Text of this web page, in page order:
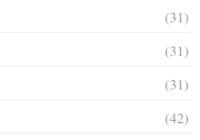
(31)
(31)
(31)
(42)